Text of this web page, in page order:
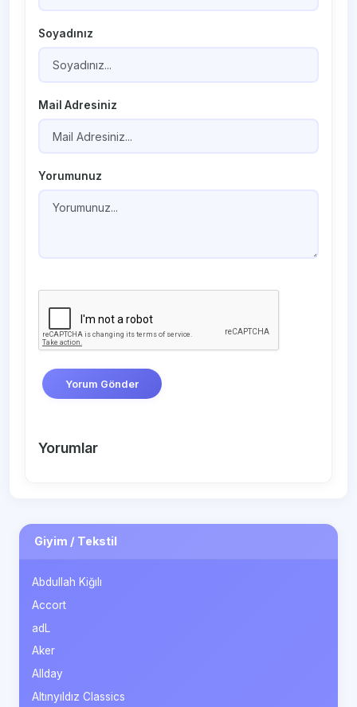
Soyadınız
Mail Adresiniz
Yorumunuz
Yorum Gönder
Yorumlar
Giyim / Tekstil
Abdullah Kiğılı
Accort
adL
Aker
Allday
Altınyıldız Classics